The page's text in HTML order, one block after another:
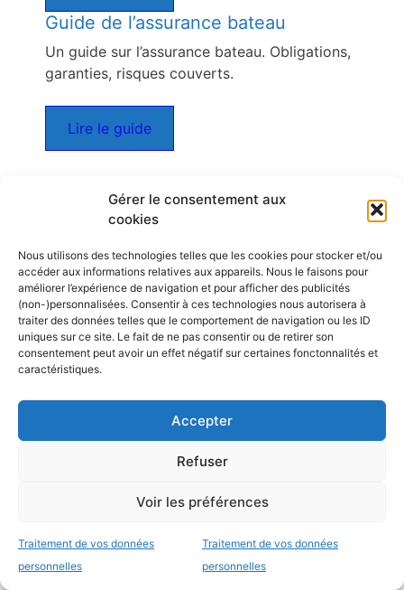
Gérer le consentement aux
cookies
Nous utilisons des technologies telles que les cookies pour stocker et/ou
accéder aux informations relatives aux appareils. Nous le faisons pour
améliorer l’expérience de navigation et pour afficher des publicités
(non-)personnalisées. Consentir à ces technologies nous autorisera à
traiter des données telles que le comportement de navigation ou les ID
uniques sur ce site. Le fait de ne pas consentir ou de retirer son
consentement peut avoir un effet négatif sur certaines fonctonnalités et
caractéristiques.
Accepter
Refuser
Voir les préférences
Traitement de vos données
personnelles
Traitement de vos données
personnelles
Guide de l’assurance bateau
Un guide sur l’assurance bateau. Obligations,
garanties, risques couverts.
Lire le guide
Les dernières fiches bateaux
Fiches de présentation de voiliers
comprenant une présentation, les
retours propriétaires, les points à vérifier
ainsi que la fiche technique du bateau.
catamaran à vivre
Antarès 700 Pêche, le